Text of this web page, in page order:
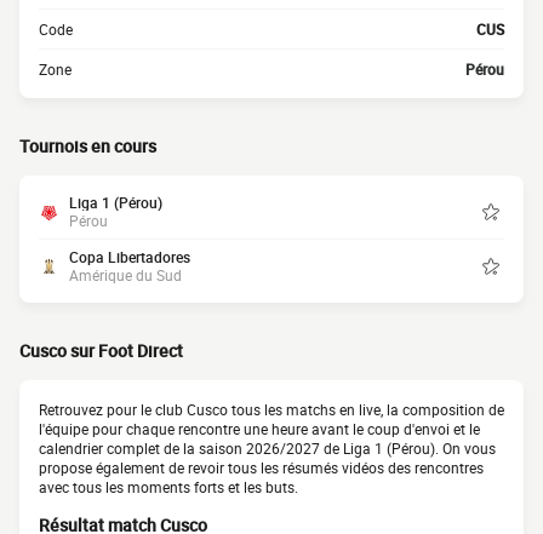
Code CUS
Zone Pérou
Tournois en cours
Liga 1 (Pérou)
Pérou
Copa Libertadores
Amérique du Sud
Cusco sur Foot Direct
Retrouvez pour le club Cusco tous les matchs en live, la composition de
l'équipe pour chaque rencontre une heure avant le coup d'envoi et le
calendrier complet de la saison 2026/2027 de Liga 1 (Pérou). On vous
propose également de revoir tous les résumés vidéos des rencontres
avec tous les moments forts et les buts.
Résultat match Cusco